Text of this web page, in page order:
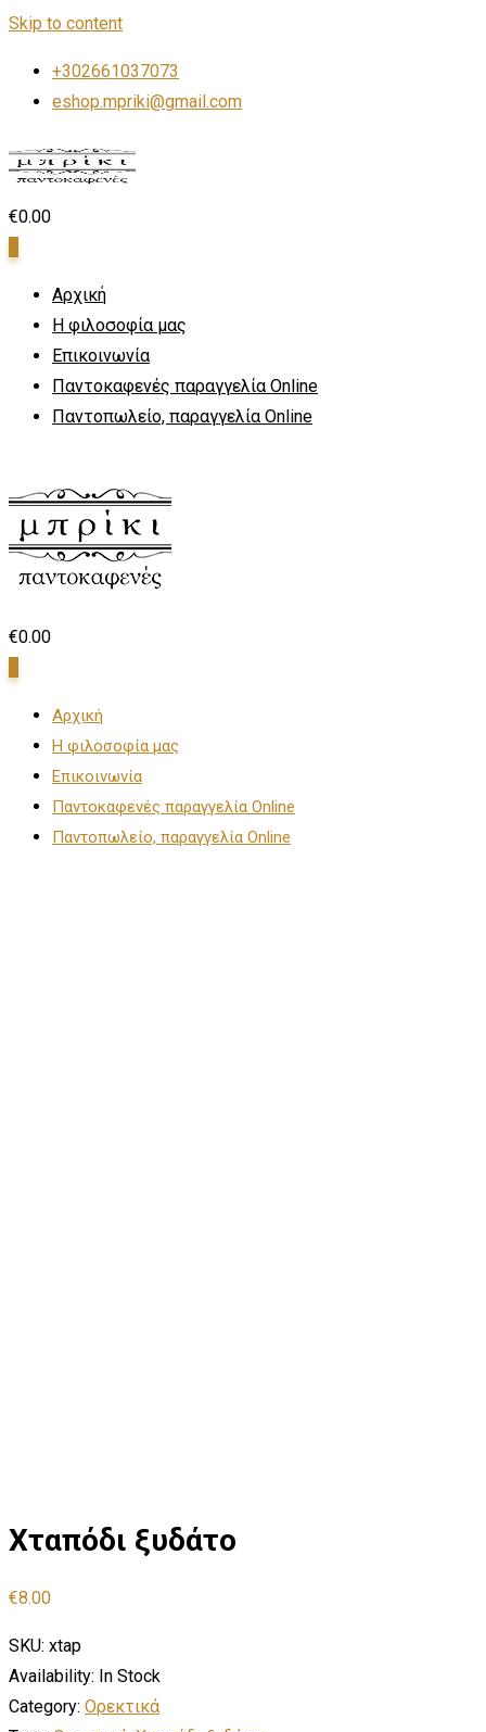
Skip to content
+302661037073
eshop.mpriki@gmail.com
€0.00
Αρχική
Η φιλοσοφία μας
Επικοινωνία
Παντοκαφενές παραγγελία Online
Παντοπωλείο, παραγγελία Online
€0.00
Αρχική
Η φιλοσοφία μας
Επικοινωνία
Παντοκαφενές παραγγελία Online
Παντοπωλείο, παραγγελία Online
Χταπόδι ξυδάτο
€8.00
SKU: xtap
Availability: In Stock
Category: Ορεκτικά